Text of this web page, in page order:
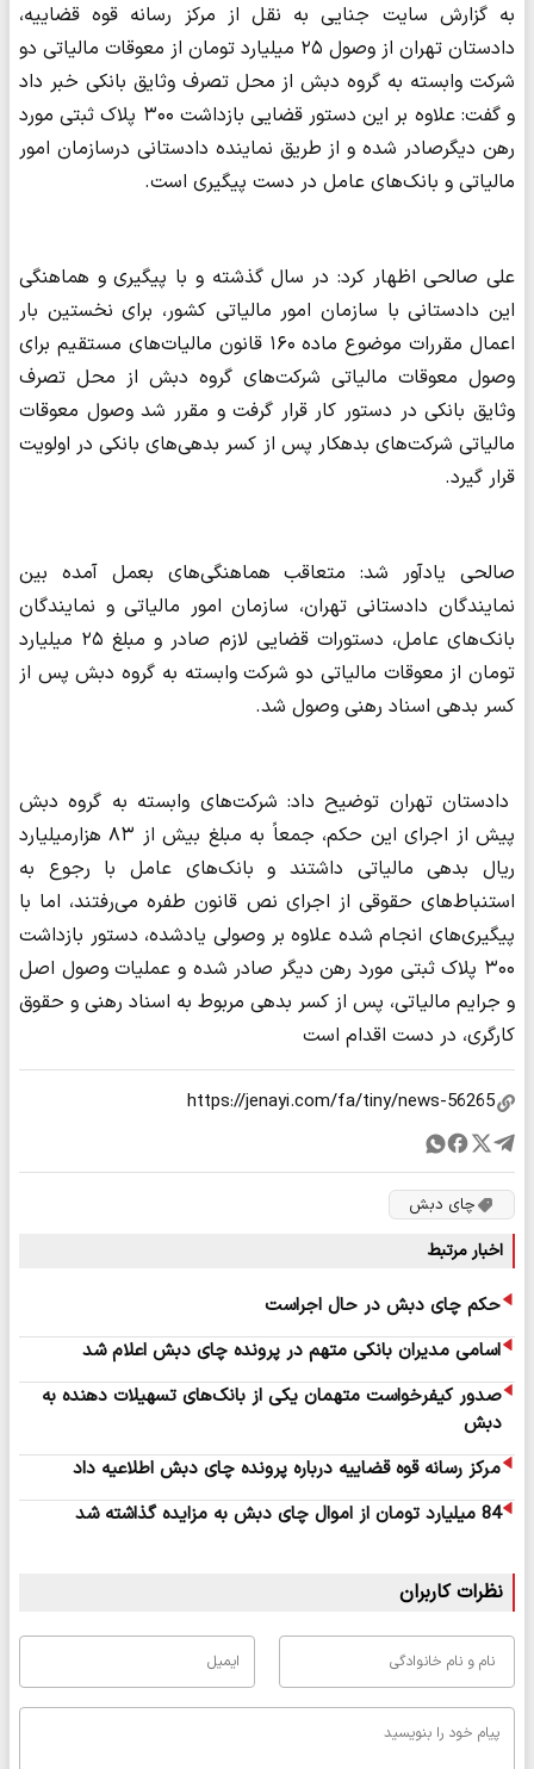
به گزارش سایت جنایی به نقل از مرکز رسانه قوه قضاییه،
دادستان تهران از وصول ۲۵ میلیارد تومان از معوقات مالیاتی دو
شرکت وابسته به گروه دبش از محل تصرف وثایق بانکی خبر داد
و گفت: علاوه بر این دستور قضایی بازداشت ۳۰۰ پلاک ثبتی مورد
رهن دیگرصادر شده و از طریق نماینده دادستانی درسازمان امور
مالیاتی و بانک‌های عامل در دست پیگیری است.
علی صالحی اظهار کرد: در سال گذشته و با پیگیری و هماهنگی
این دادستانی با سازمان امور مالیاتی کشور، برای نخستین بار
اعمال مقررات موضوع ماده ۱۶۰ قانون مالیات‌های مستقیم برای
وصول معوقات مالیاتی شرکت‌های گروه دبش از محل تصرف
وثایق بانکی در دستور کار قرار گرفت و مقرر شد وصول معوقات
مالیاتی شرکت‌های بدهکار پس از کسر بدهی‌های بانکی در اولویت
قرار گیرد.
صالحی یادآور شد: متعاقب هماهنگی‌های بعمل آمده بین
نمایندگان دادستانی تهران، سازمان امور مالیاتی و نمایندگان
بانک‌های عامل، دستورات قضایی لازم صادر و مبلغ ۲۵ میلیارد
تومان از معوقات مالیاتی دو شرکت وابسته به گروه دبش پس از
کسر بدهی اسناد رهنی وصول شد.
دادستان تهران توضیح داد: شرکت‌های وابسته به گروه دبش
پیش از اجرای این حکم، جمعاً به مبلغ بیش از ۸۳ هزارمیلیارد
ریال بدهی مالیاتی داشتند و بانک‌های عامل با رجوع به
استنباط‌های حقوقی از اجرای نص قانون طفره می‌رفتند، اما با
پیگیری‌های انجام شده علاوه بر وصولی یادشده، دستور بازداشت
۳۰۰ پلاک ثبتی مورد رهن دیگر صادر شده و عملیات وصول اصل
و جرایم مالیاتی، پس از کسر بدهی مربوط به اسناد رهنی و حقوق
کارگری، در دست اقدام است
چای دبش
اخبار مرتبط
حکم چای دبش در حال اجراست
اسامی مدیران بانکی متهم در پرونده چای دبش اعلام شد
صدور کیفرخواست متهمان یکی از بانک‌های تسهیلات دهنده به
دبش
مرکز رسانه قوه قضاییه درباره پرونده چای دبش اطلاعیه داد
84 میلیارد تومان از اموال چای دبش به مزایده گذاشته شد
نظرات کاربران